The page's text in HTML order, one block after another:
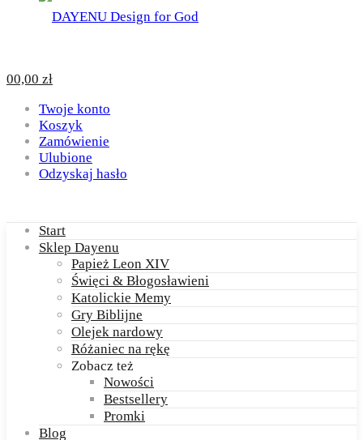
00,00 zł
Twoje konto
Koszyk
Zamówienie
Ulubione
Odzyskaj hasło
Start
Sklep Dayenu
Papież Leon XIV
Święci & Błogosławieni
Katolickie Memy
Gry Biblijne
Olejek nardowy
Różaniec na rękę
Zobacz też
Nowości
Bestsellery
Promki
Blog